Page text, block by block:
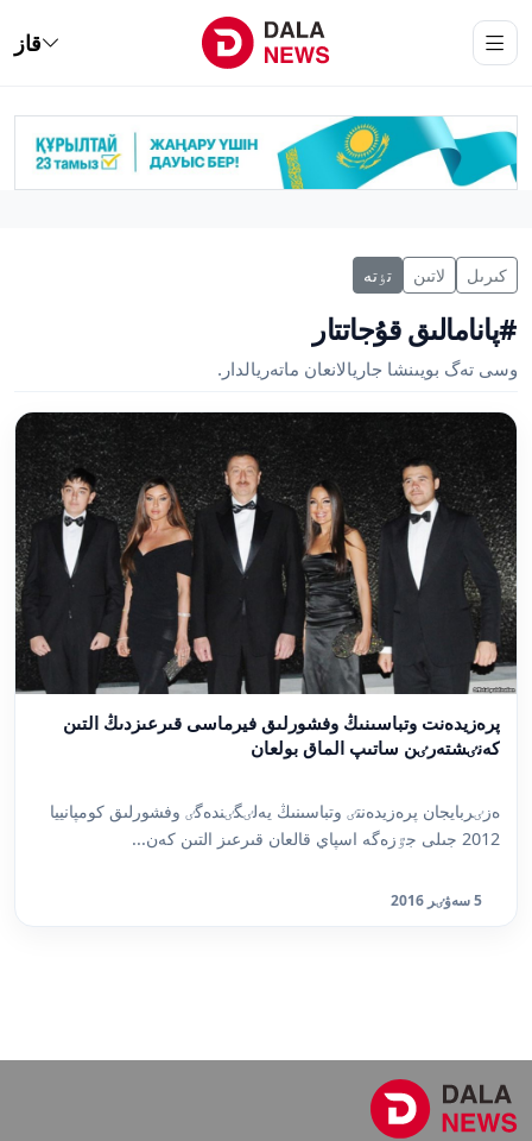
قاز
كىرىل لاتىن تٶتە
#پانامالىق قۇجاتتار
وسى تەگ بويىنشا جاريالانعان ماتەريالدار.
پرەزيدەنت وتباسىنىڭ وفشورلىق فيرماسى قىرعىزدىڭ التىن
كەنٸشتەرٸن ساتىپ الماق بولعان
ەزٸربايجان پرەزيدەنتٸ وتباسىنىڭ يەلٸگٸندەگٸ وفشورلىق كومپانييا
2012 جىلى جٷزەگە اسپاي قالعان قىرعىز التىن كەن...
5 سەۋٸر 2016